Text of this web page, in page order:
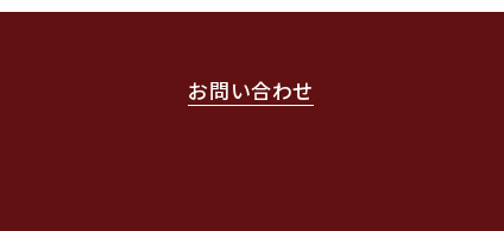
お問い合わせ